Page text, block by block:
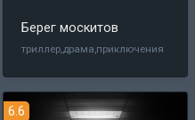
Берег москитов
триллер,драма,приключения
6.6